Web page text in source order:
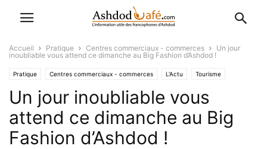
Accueil Pratique Centres commerciaux - commerces
Un jour
inoubliable vous attend ce dimanche au Big Fashion d’Ashdod !
Pratique Centres commerciaux - commerces L'Actu Tourisme
Un jour inoubliable vous
attend ce dimanche au Big
Fashion d’Ashdod !